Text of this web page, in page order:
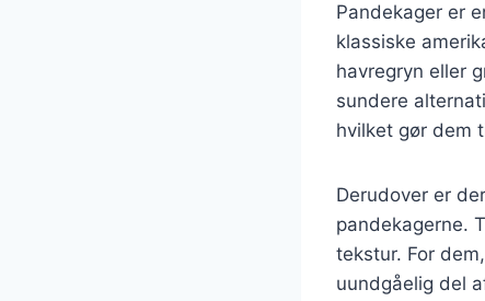
Pandekager er
klassiske
havregryn eller
sundere
hvilket gør dem
Derudover er
pandekagerne.
tekstur. For
uundgåelig del